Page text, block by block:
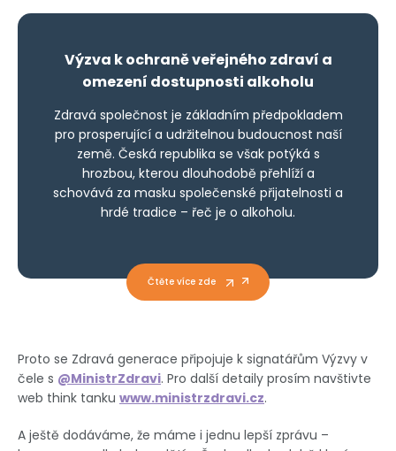
Výzva k ochraně veřejného zdraví a
omezení dostupnosti alkoholu
Zdravá společnost je základním předpokladem
pro prosperující a udržitelnou budoucnost naší
země. Česká republika se však potýká s
hrozbou, kterou dlouhodobě přehlíží a
schovává za masku společenské přijatelnosti a
hrdé tradice – řeč je o alkoholu.
Čtěte více zde
Proto se Zdravá generace připojuje k signatářům Výzvy v
čele s @MinistrZdravi. Pro další detaily prosím navštivte
web think tanku www.ministrzdravi.cz.
A ještě dodáváme, že máme i jednu lepší zprávu –